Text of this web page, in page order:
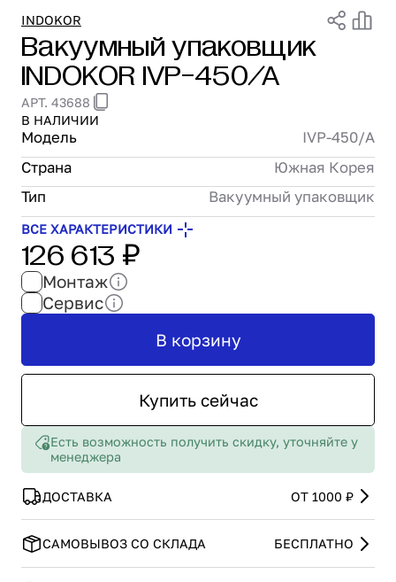
Проектирование
Сервис и монтаж
ПОКУПАТЕЛЯМ
Доставка и оплата
Гарантия и возврат
Лизинг
Акции
О GRANBAZAR
О нас
Бренды
Контакты
INDOKOR
Вакуумный упаковщик
INDOKOR IVP-450/A
АРТ. 43688
В НАЛИЧИИ
Модель
IVP-450/A
Страна
Южная Корея
Тип
Вакуумный упаковщик
ВСЕ ХАРАКТЕРИСТИКИ
126 613 ₽
Монтаж
Сервис
Купить сейчас
В корзину
Есть возможность получить скидку, уточняйте у
менеджера
ДОСТАВКА ОТ 1000 ₽
САМОВЫВОЗ СО СКЛАДА БЕСПЛАТНО